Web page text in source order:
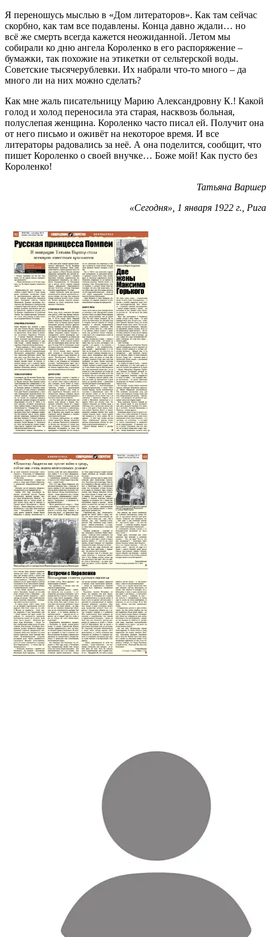
Я переношусь мыслью в «Дом литераторов». Как там сейчас
скорбно, как там все подавлены. Конца давно ждали… но
всё же смерть всегда кажется неожиданной. Летом мы
собирали ко дню ангела Короленко в его распоряжение –
бумажки, так похожие на этикетки от сельтерской воды.
Советские тысячерублевки. Их набрали что-то много – да
много ли на них можно сделать?
Как мне жаль писательницу Марию Александровну К.! Какой
голод и холод переносила эта старая, насквозь больная,
полуслепая женщина. Короленко часто писал ей. Получит она
от него письмо и оживёт на некоторое время. И все
литераторы радовались за неё. А она поделится, сообщит, что
пишет Короленко о своей внучке… Боже мой! Как пусто без
Короленко!
Татьяна Варшер
«Сегодня», 1 января 1922 г., Рига